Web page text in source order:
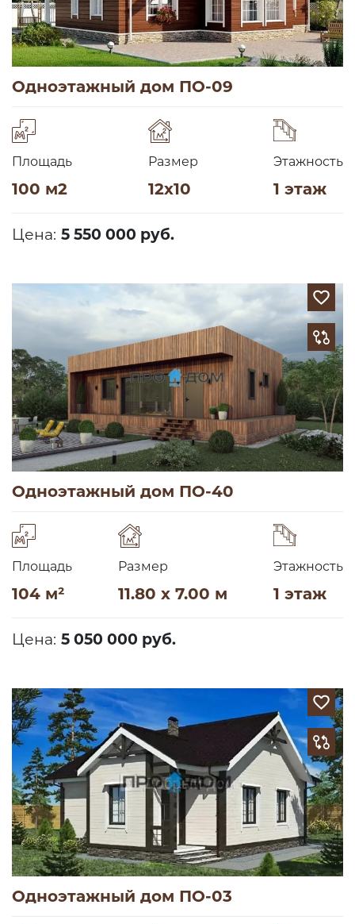
Одноэтажный дом ПО-09
Площадь
100 м2
Размер
12х10
Этажность
1 этаж
Цена: 5 550 000 руб.
Одноэтажный дом ПО-40
Площадь
104 м²
Размер
11.80 x 7.00 м
Этажность
1 этаж
Цена: 5 050 000 руб.
Одноэтажный дом ПО-03